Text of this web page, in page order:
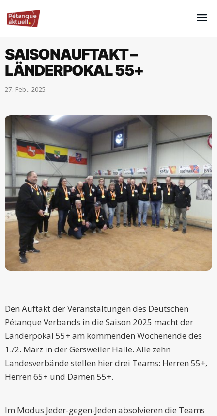
SAISONAUFTAKT –
LÄNDERPOKAL 55+
27. Feb.. 2025
Den Auftakt der Veranstaltungen des Deutschen
Pétanque Verbands in die Saison 2025 macht der
Länderpokal 55+ am kommenden Wochenende des
1./2. März in der Gersweiler Halle. Alle zehn
Landesverbände stellen hier drei Teams: Herren 55+,
Herren 65+ und Damen 55+.
Im Modus Jeder-gegen-Jeden absolvieren die Teams